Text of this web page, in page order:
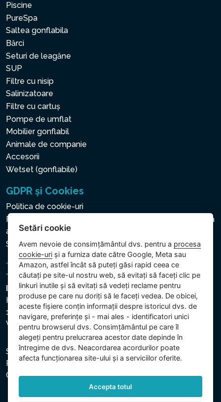
Piscine
PureSpa
Saltea gonflabila
Bărci
Seturi de leagăne
SUP
Filtre cu nisip
Salinizatoare
Filtre cu cartuș
Pompe de umflat
Mobilier gonflabil
Animale de companie
Accesorii
Wetset (gonflabile)
GDPR și Cookies
Politica de cookie-uri
Politica privind protecția datelor cu caracter personal și a
altor date prelucrate
Setări cookie
Intex Trading, s.r.o.
Hradecká 2526/3
130 00 Praha 3
Vinohrady - Česká republika
Societatea este înregistrată la Tribunalul Municipal din
Praga, secția C, dosar 74759. CUI: 26150808, CIF:
CZ26150808.
Setări cookie
Avem nevoie de consimțământul dvs. pentru a procesa
cookie-uri și a furniza date către Google, Meta sau
Amazon, astfel încât să puteți găsi rapid ceea ce
căutați pe site-ul nostru web, să evitați să faceți clic pe
linkuri inutile și să evitați să vedeți reclame pentru
produse pe care nu doriți să le faceți vedea. De obicei,
aceste fișiere conțin informații despre istoricul dvs. de
navigare, preferințe și - mai ales - identificatori unici
pentru browserul dvs. Consimțământul pe care îl
alegeți pentru prelucrarea acestor date depinde în
întregime de dvs. Neacordarea acordurilor poate
afecta funcționarea site-ului și a serviciilor oferite.
Accepta totul